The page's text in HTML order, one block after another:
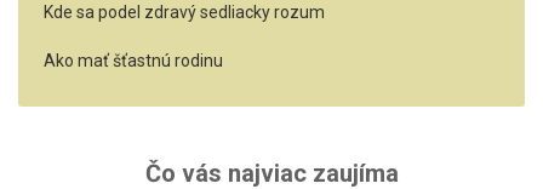
Kde sa podel zdravý sedliacky rozum
Ako mať šťastnú rodinu
Čo vás najviac zaujíma